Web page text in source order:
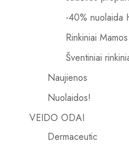
-40% nuolaida
Rinkiniai
Šventiniai
Naujienos
Nuolaidos!
VEIDO ODAI
Dermaceutic